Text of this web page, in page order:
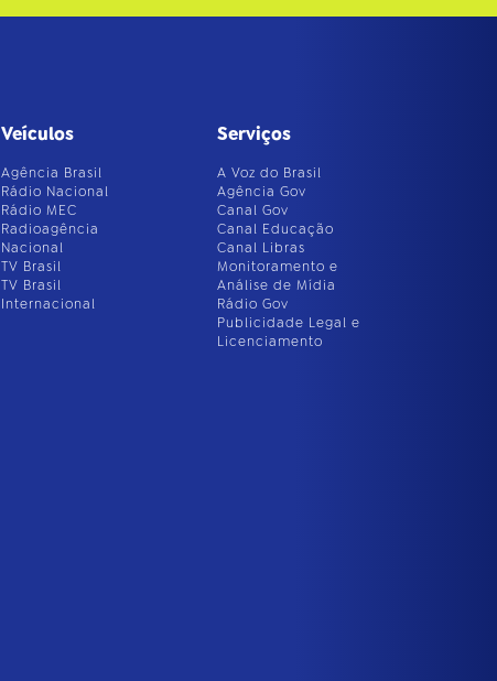
Veículos
Agência Brasil
Rádio Nacional
Rádio MEC
Radioagência
Nacional
TV Brasil
TV Brasil
Internacional
Serviços
A Voz do Brasil
Agência Gov
Canal Gov
Canal Educação
Canal Libras
Monitoramento e
Análise de Mídia
Rádio Gov
Publicidade Legal e
Licenciamento